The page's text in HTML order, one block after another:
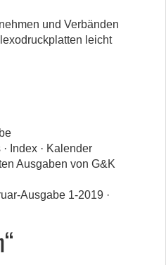
und Verbänden
leicht
Index · Kalender
Ausgaben von G&K
Ausgabe 1-2019 ·